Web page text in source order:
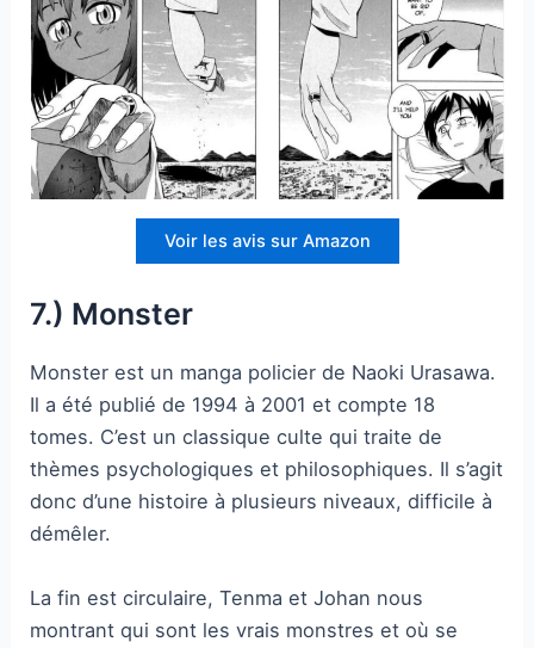
Voir les avis sur Amazon
7.) Monster
Monster est un manga policier de Naoki Urasawa.
Il a été publié de 1994 à 2001 et compte 18
tomes. C’est un classique culte qui traite de
thèmes psychologiques et philosophiques. Il s’agit
donc d’une histoire à plusieurs niveaux, difficile à
démêler.
La fin est circulaire, Tenma et Johan nous
montrant qui sont les vrais monstres et où se